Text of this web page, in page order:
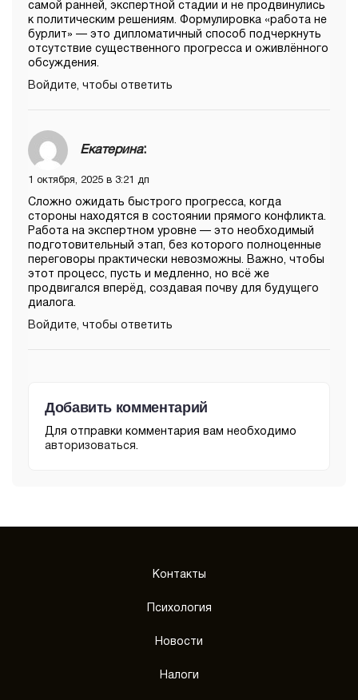
самой ранней, экспертной стадии и не продвинулись
к политическим решениям. Формулировка «работа не
бурлит» — это дипломатичный способ подчеркнуть
отсутствие существенного прогресса и оживлённого
обсуждения.
Войдите, чтобы ответить
Екатерина:
1 октября, 2025 в 3:21 дп
Сложно ожидать быстрого прогресса, когда
стороны находятся в состоянии прямого конфликта.
Работа на экспертном уровне — это необходимый
подготовительный этап, без которого полноценные
переговоры практически невозможны. Важно, чтобы
этот процесс, пусть и медленно, но всё же
продвигался вперёд, создавая почву для будущего
диалога.
Войдите, чтобы ответить
Добавить комментарий
Для отправки комментария вам необходимо
авторизоваться.
Контакты
Психология
Новости
Налоги